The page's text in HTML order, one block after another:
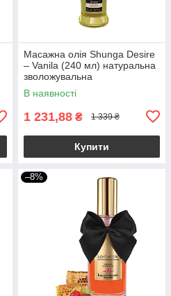
Масажна олія Shunga Desire
– Vanila (240 мл) натуральна
зволожувальна
В наявності
1 231,88 ₴ 1 339 ₴
Купити
–8%